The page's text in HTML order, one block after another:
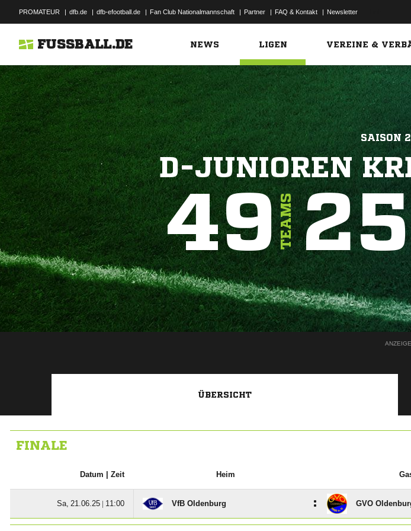
PROMATEUR | dfb.de | dfb-efootball.de | Fan Club Nationalmannschaft | Partner | FAQ & Kontakt | Newsletter
FUSSBALL.DE NEWS LIGEN VEREINE &
SAISON
D-JUNIOREN
49TEAMS
ANZEIGE
ÜBERSICHT
FINALE
Datum | Zeit Heim
  |  VfB Oldenburg : GVO